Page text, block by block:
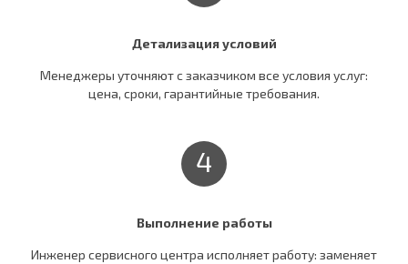
Детализация условий
Менеджеры уточняют c заказчиком все условия услуг:
цена, сроки, гарантийные требования.
4
Выполнение работы
Инженер сервисного центра исполняет работу: заменяет